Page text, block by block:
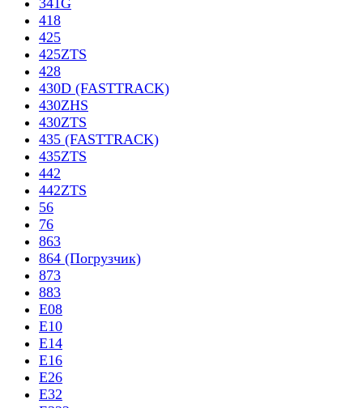
341G
418
425
425ZTS
428
430D (FASTTRACK)
430ZHS
430ZTS
435 (FASTTRACK)
435ZTS
442
442ZTS
56
76
863
864 (Погрузчик)
873
883
E08
E10
E14
E16
E26
E32